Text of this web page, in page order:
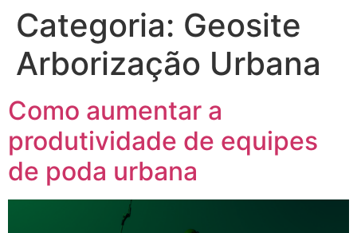
Categoria: Geosite
Arborização Urbana
Como aumentar a
produtividade de equipes
de poda urbana